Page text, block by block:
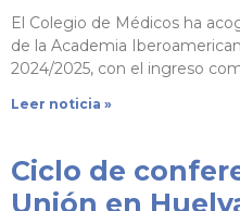
El Colegio de Médicos ha
de la Academia
2024/2025, con el ingreso
Leer noticia »
Ciclo de
Unión en